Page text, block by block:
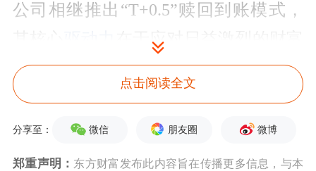
公司相继推出“T+0.5”赎回到账模式，
在于应对日益激烈的财富
管理市场竞争，并精准回应投资者对流
动性的迫切需求。在存款利率下行、传
统的“T+1”到账模式相较于部分货币基
金“T+0”快赎功能明显滞后的背景下，
点击阅读全文
分享至： 微信 朋友圈 微博
郑重声明： 东方财富发布此内容旨在传播更多信息，与本